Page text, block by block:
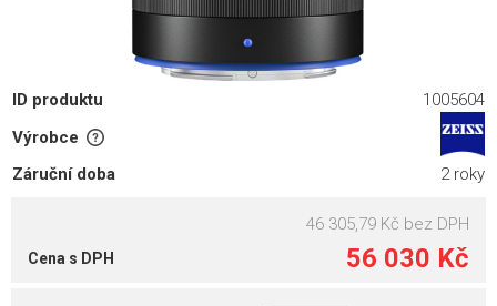
ID produktu
1005604
Výrobce
Záruční doba
2 roky
46 305,79 Kč bez DPH
56 030 Kč
Cena s DPH